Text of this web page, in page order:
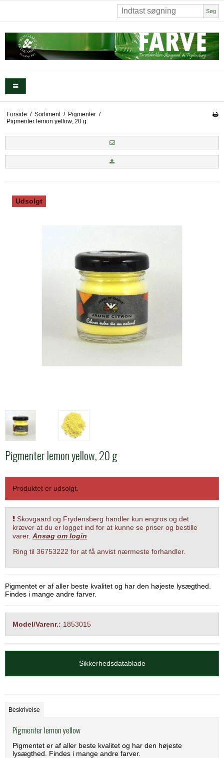
Søg
Forside / Sortiment / Pigmenter /
Pigmenter lemon yellow, 20 g
Udsolgt
Pigmenter lemon yellow, 20 g
Produktet er udsolgt.
Skovgaard og Frydensberg handler kun engros og det
kræver at du er logget ind for at kunne se priser og bestille
varer. Ansøg om login
Ring til 36753222 for at få anvist nærmeste forhandler.
Pigmentet er af aller beste kvalitet og har den højeste lysægthed.
Findes i mange andre farver.
Model/Varenr.: 1853015
Sikkerhedsdatablade
Beskrivelse
Pigmenter lemon yellow
Pigmentet er af aller beste kvalitet og har den højeste
lysægthed. Findes i mange andre farver.